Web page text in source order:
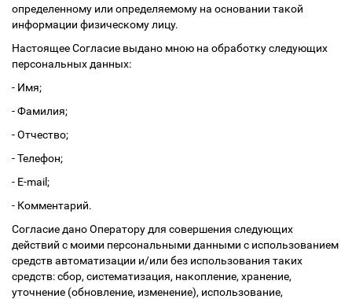
определенному или определяемому на основании такой
информации физическому лицу.
Настоящее Согласие выдано мною на обработку следующих
персональных данных:
- Имя;
- Фамилия;
- Отчество;
- Телефон;
- E-mail;
- Комментарий.
Согласие дано Оператору для совершения следующих
действий с моими персональными данными с использованием
средств автоматизации и/или без использования таких
средств: сбор, систематизация, накопление, хранение,
уточнение (обновление, изменение), использование,